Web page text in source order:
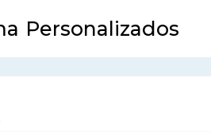
Personalizados